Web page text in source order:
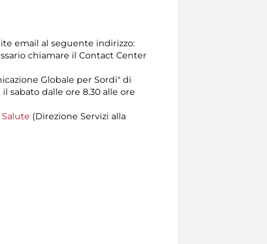
email al seguente indirizzo:
chiamare il Contact Center
Globale per Sordi" di
sabato dalle ore 8.30 alle ore
(Direzione Servizi alla